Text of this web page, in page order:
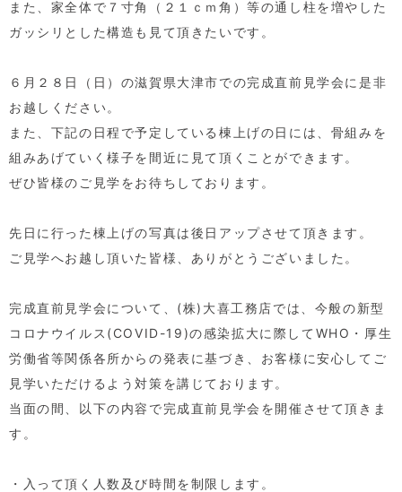
また、家全体で７寸角（２１ｃｍ角）等の通し柱を増やした
ガッシリとした構造も見て頂きたいです。
６月２８日（日）の滋賀県大津市での完成直前見学会に是非
お越しください。
また、下記の日程で予定している棟上げの日には、骨組みを
組みあげていく様子を間近に見て頂くことができます。
ぜひ皆様のご見学をお待ちしております。
先日に行った棟上げの写真は後日アップさせて頂きます。
ご見学へお越し頂いた皆様、ありがとうございました。
完成直前見学会について、(株)大喜工務店では、今般の新型
コロナウイルス(COVID-19)の感染拡大に際してWHO・厚生
労働省等関係各所からの発表に基づき、お客様に安心してご
見学いただけるよう対策を講じております。
当面の間、以下の内容で完成直前見学会を開催させて頂きま
す。
・入って頂く人数及び時間を制限します。